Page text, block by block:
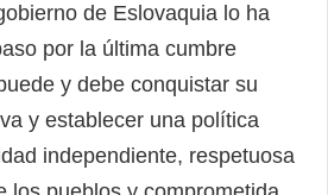
de Eslovaquia lo ha
por la última cumbre
y debe conquistar su
y establecer una política
independiente, respetuosa